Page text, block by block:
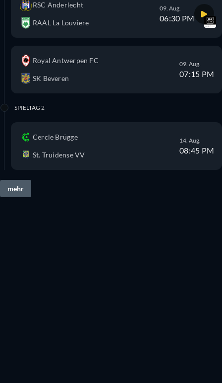
RSC Anderlecht
RAAL La Louviere
09. Aug.
06:30 PM
Royal Antwerpen FC
SK Beveren
09. Aug.
07:15 PM
SPIELTAG 2
Cercle Brügge
St. Truidense VV
14. Aug.
08:45 PM
mehr